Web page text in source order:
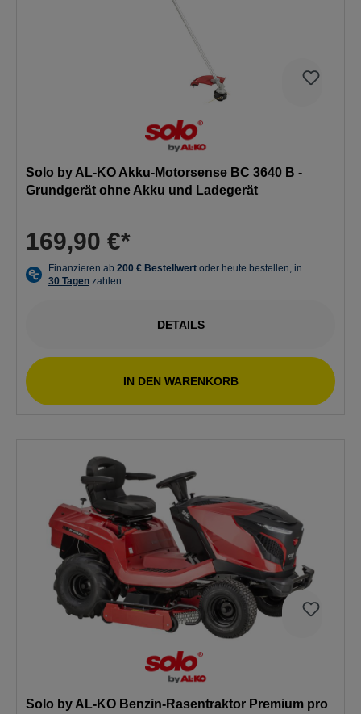
Solo by AL-KO Akku-Motorsense BC 3640 B -
Grundgerät ohne Akku und Ladegerät
169,90 €*
DETAILS
IN DEN WARENKORB
Solo by AL-KO Benzin-Rasentraktor Premium pro